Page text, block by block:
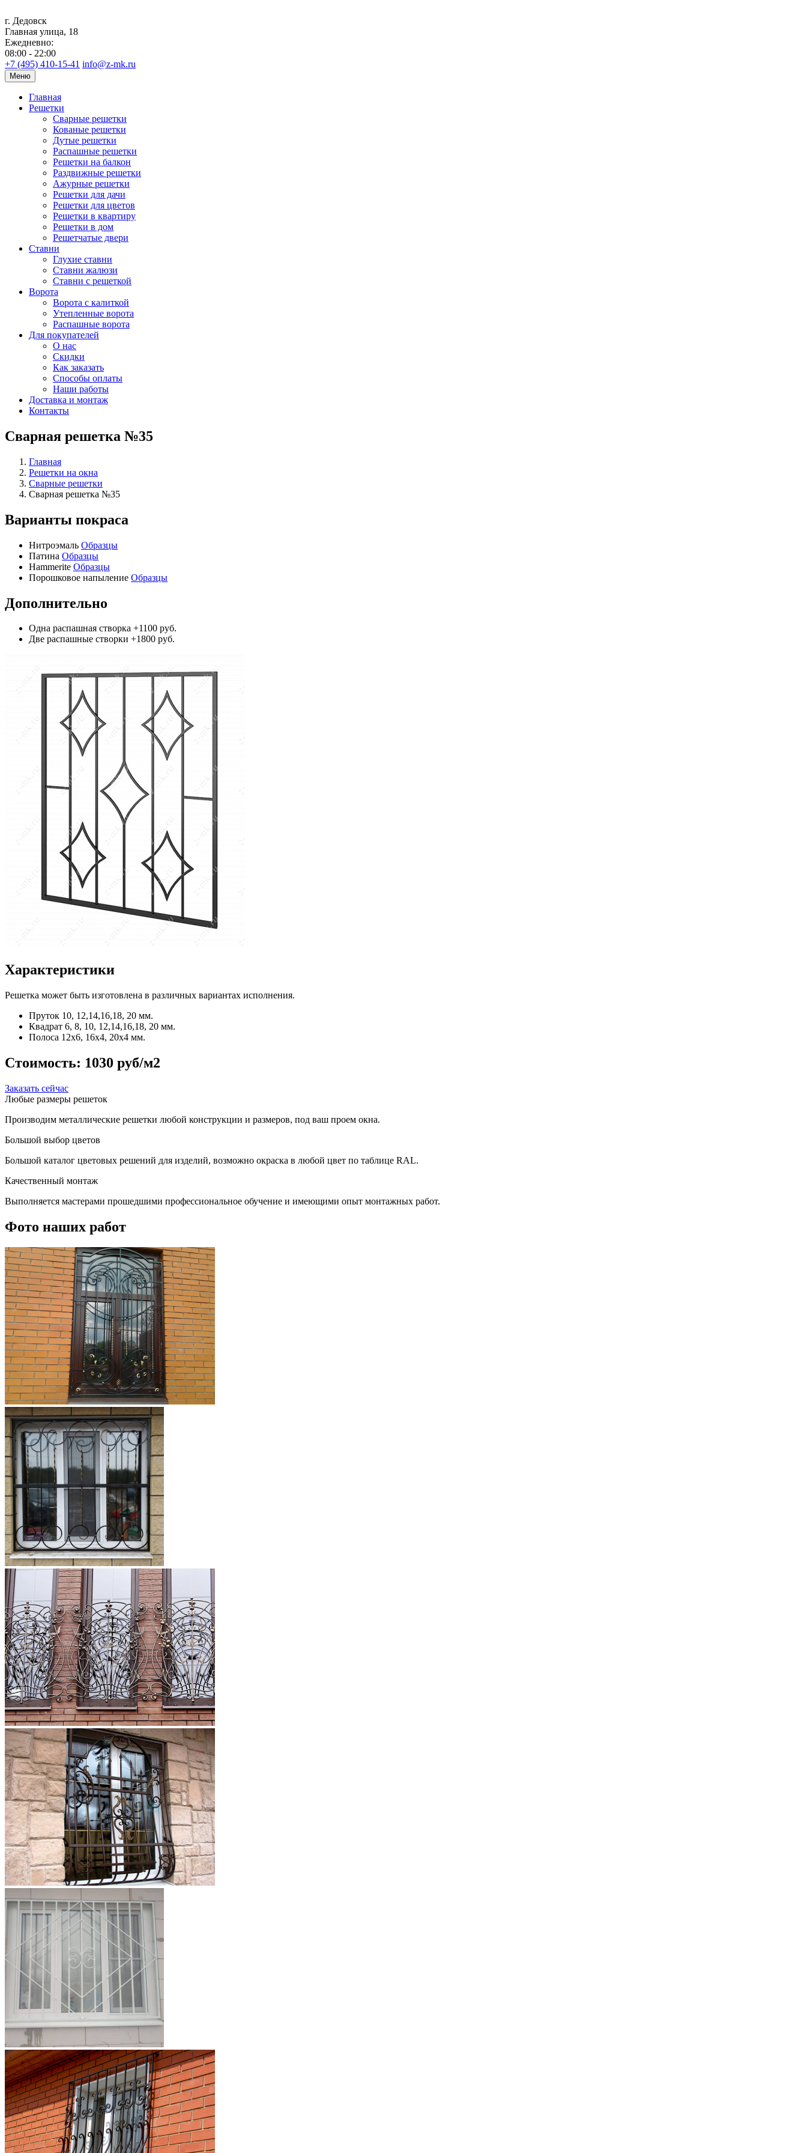
г. Дедовск
Главная улица, 18
Ежедневно:
08:00 - 22:00
+7 (495) 410-15-41 info@z-mk.ru
Меню
Главная
Решетки
Сварные решетки
Кованые решетки
Дутые решетки
Распашные решетки
Решетки на балкон
Раздвижные решетки
Ажурные решетки
Решетки для дачи
Решетки для цветов
Решетки в квартиру
Решетки в дом
Решетчатые двери
Ставни
Глухие ставни
Ставни жалюзи
Ставни с решеткой
Ворота
Ворота с калиткой
Утепленные ворота
Распашные ворота
Для покупателей
О нас
Скидки
Как заказать
Способы оплаты
Наши работы
Доставка и монтаж
Контакты
Сварная решетка №35
Главная
Решетки на окна
Сварные решетки
Сварная решетка №35
Варианты покраса
Нитроэмаль Образцы
Патина Образцы
Hammerite Образцы
Порошковое напыление Образцы
Дополнительно
Одна распашная створка +1100 руб.
Две распашные створки +1800 руб.
Характеристики
Решетка может быть изготовлена в различных вариантах исполнения.
Пруток 10, 12,14,16,18, 20 мм.
Квадрат 6, 8, 10, 12,14,16,18, 20 мм.
Полоса 12x6, 16x4, 20x4 мм.
Стоимость: 1030 руб/м2
Заказать сейчас
Любые размеры решеток
Производим металлические решетки любой конструкции и размеров, под ваш проем окна.
Большой выбор цветов
Большой каталог цветовых решений для изделий, возможно окраска в любой цвет по таблице RAL.
Качественный монтаж
Выполняется мастерами прошедшими профессиональное обучение и имеющими опыт монтажных работ.
Фото наших работ